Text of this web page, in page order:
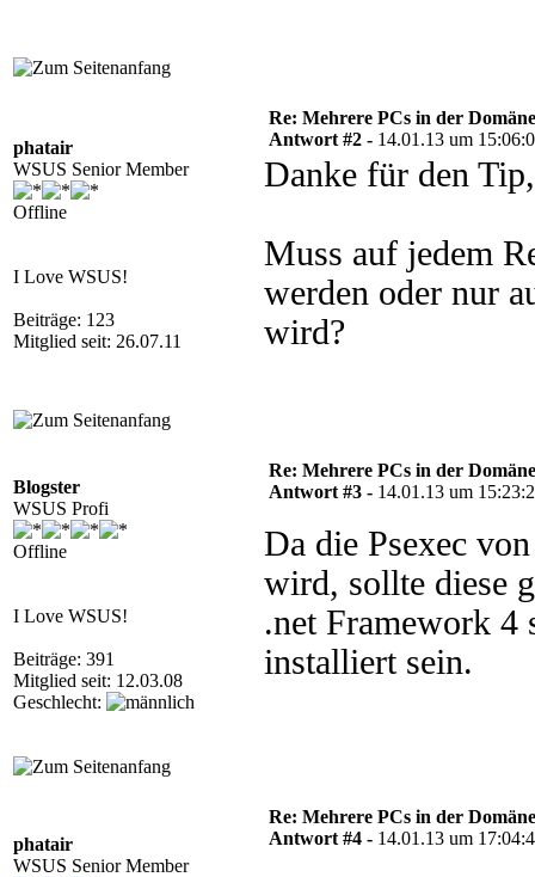
phatair
WSUS Senior Member
Offline
I Love WSUS!
Beiträge: 123
Mitglied seit: 26.07.11
Re: Mehrere PCs in der
Antwort #2 - 14.01.13 um
Danke für den
Muss auf jedem
werden oder nur
wird?
Blogster
WSUS Profi
Offline
I Love WSUS!
Beiträge: 391
Mitglied seit: 12.03.08
Geschlecht:
Re: Mehrere PCs in der
Antwort #3 - 14.01.13 um
Da die Psexec
wird, sollte diese
.net Framework 4
installiert sein.
phatair
WSUS Senior Member
Re: Mehrere PCs in der
Antwort #4 - 14.01.13 um